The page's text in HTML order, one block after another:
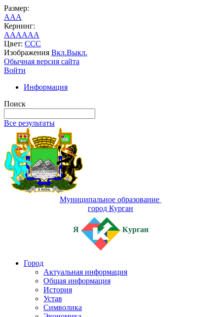
Размер:
AAA
Кернинг:
AAAAAA
Цвет: CCC
Изображения Вкл.Выкл.
Обычная версия сайта
Войти
Информация
Поиск
Все результаты
Муниципальное образование
город Курган
Я Курган
Город
Актуальная информация
Общая информация
История
Устав
Символика